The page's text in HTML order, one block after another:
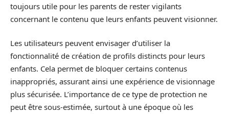
toujours utile pour les parents de rester vigilants
concernant le contenu que leurs enfants peuvent visionner.
Les utilisateurs peuvent envisager d’utiliser la
fonctionnalité de création de profils distincts pour leurs
enfants. Cela permet de bloquer certains contenus
inappropriés, assurant ainsi une expérience de visionnage
plus sécurisée. L’importance de ce type de protection ne
peut être sous-estimée, surtout à une époque où les